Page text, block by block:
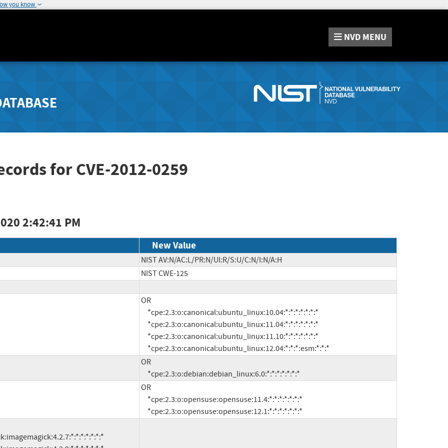
you know
NVD MENU
for CVE-2012-0259
2:42:41 PM
New Value
NIST AV:N/AC:L/PR:N/UI:R/S:U/C:N/I:N/A:H
NIST CWE-125
OR
     *cpe:2.3:o:canonical:ubuntu_linux:12.04:*:*:*:esm:*:*:*
OR
     *cpe:2.3:o:debian:debian_linux:6.0:*:*:*:*:*:*:*
OR
     *cpe:2.3:o:opensuse:opensuse:12.1:*:*:*:*:*:*:*